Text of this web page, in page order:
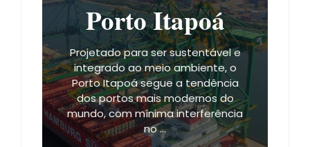
Porto Itapoá
Projetado para ser sustentável e
integrado ao meio ambiente, o
Porto Itapoá segue a tendência
dos portos mais modernos do
mundo, com mínima interferência
no ...